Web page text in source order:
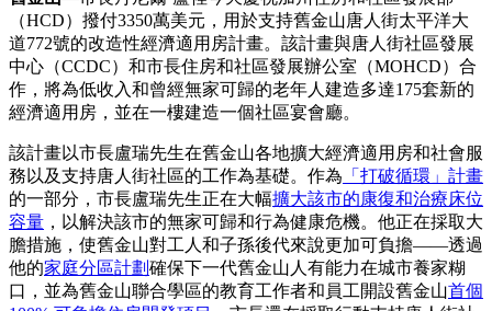
（HCD）撥付3350萬美元，用於支持舊金山唐人街太平洋大
道772號的改造性經濟適用房計畫。該計畫與唐人街社區發展
中心（CCDC）和市長住房和社區發展辦公室（MOHCD）合
作，將為低收入和曾經無家可歸的老年人建造多達175套新的
經濟適用房，並在一樓建造一個社區宴會廳。
該計畫以市長盧瑞先生在舊金山各地擴大經濟適用房和社會服
務以及支持唐人街社區的工作為基礎。作為 「打破循環」計畫
的一部分，市長盧瑞先生正在大幅擴大該市的康復和治療床位
容量 ，以解決該市的無家可歸和行為健康危機。他正在採取大
膽措施，使舊金山對工人和子孫後代來說更加可負擔——透過
他的家庭分區計劃確保下一代舊金山人有能力在城市養家糊
口，並為舊金山聯合學區的教育工作者和員工開設舊金山首個